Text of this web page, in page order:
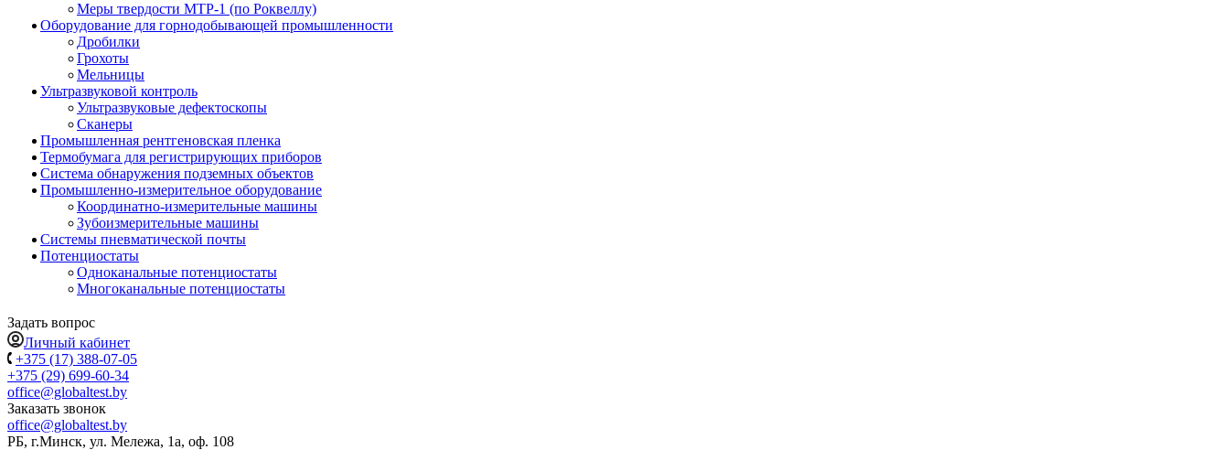
Меры твердости МТР-1 (по Роквеллу)
Оборудование для горнодобывающей промышленности
Дробилки
Грохоты
Мельницы
Ультразвуковой контроль
Ультразвуковые дефектоскопы
Сканеры
Промышленная рентгеновская пленка
Термобумага для регистрирующих приборов
Система обнаружения подземных объектов
Промышленно-измерительное оборудование
Координатно-измерительные машины
Зубоизмерительные машины
Системы пневматической почты
Потенциостаты
Одноканальные потенциостаты
Многоканальные потенциостаты
Задать вопрос
Личный кабинет
+375 (17) 388-07-05
+375 (29) 699-60-34
office@globaltest.by
Заказать звонок
office@globaltest.by
РБ, г.Минск, ул. Мележа, 1а, оф. 108